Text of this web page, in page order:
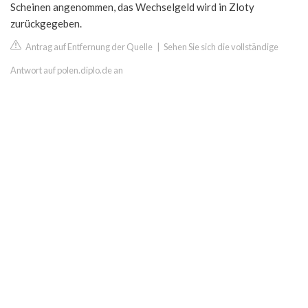
Scheinen angenommen, das Wechselgeld wird in Zloty
zurückgegeben.
Antrag auf Entfernung der Quelle Sehen Sie sich die vollständige
Antwort auf polen.diplo.de an